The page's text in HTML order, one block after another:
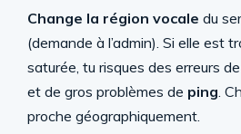
Change la région vocale du
(demande à l’admin). Si elle est
saturée, tu risques des erreurs de
et de gros problèmes de ping.
proche géographiquement.